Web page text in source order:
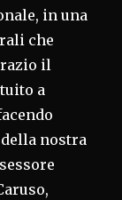
in una
che
il
a
nostra